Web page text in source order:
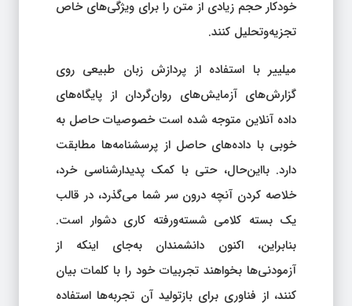
خودکار حجم زیادی از متن را برای ویژگی‌های خاص
تجزیه‌وتحلیل کنند.
میلییر با استفاده از پردازش زبان طبیعی روی
گزارش‌های آزمایش‌های روان‌گردان از پایگاه‌های
داده آنلاین متوجه شده است خصوصیات حاصل به
خوبی با داده‌های حاصل از پرسشنامه‌ها مطابقت
دارد. بااین‌حال، حتی با کمک پدیدارشناسی خرد،
خلاصه کردن آنچه درون سر شما می‌گذرد، در قالب
یک بسته کلامی شسته‌ورفته کاری دشوار است.
بنابراین، اکنون دانشمندان به‌جای اینکه از
آزمودنی‌ها بخواهند تجربیات خود را با کلمات بیان
کنند، از فناوری برای بازتولید آن تجربه‌ها استفاده